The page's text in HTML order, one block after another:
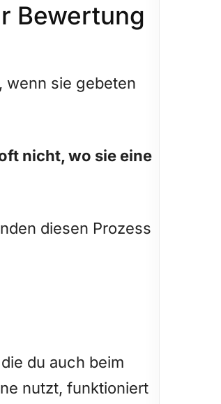
Bewertung
wenn sie gebeten
nicht, wo sie eine
diesen Prozess
du auch beim
nutzt, funktioniert